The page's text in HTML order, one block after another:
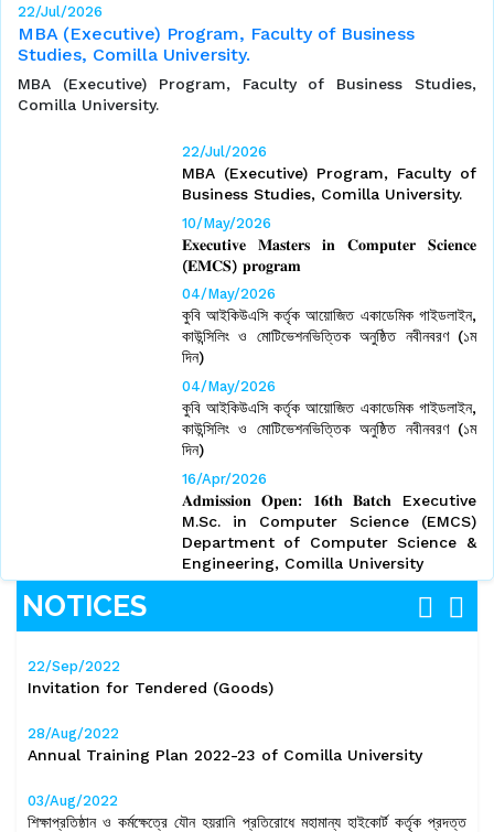
22/Jul/2026
MBA (Executive) Program, Faculty of Business
Studies, Comilla University.
MBA (Executive) Program, Faculty of Business Studies,
Comilla University.
22/Jul/2026
MBA (Executive) Program, Faculty of
Business Studies, Comilla University.
10/May/2026
𝐄𝐱𝐞𝐜𝐮𝐭𝐢𝐯𝐞 𝐌𝐚𝐬𝐭𝐞𝐫𝐬 𝐢𝐧 𝐂𝐨𝐦𝐩𝐮𝐭𝐞𝐫 𝐒𝐜𝐢𝐞𝐧𝐜𝐞
(𝐄𝐌𝐂𝐒) 𝐩𝐫𝐨𝐠𝐫𝐚𝐦
04/May/2026
কুবি আইকিউএসি কর্তৃক আয়োজিত একাডেমিক গাইডলাইন,
কাউন্সিলিং ও মোটিভেশনভিত্তিক অনুষ্ঠিত নবীনবরণ (১ম
দিন)
04/May/2026
কুবি আইকিউএসি কর্তৃক আয়োজিত একাডেমিক গাইডলাইন,
কাউন্সিলিং ও মোটিভেশনভিত্তিক অনুষ্ঠিত নবীনবরণ (১ম
দিন)
16/Apr/2026
𝐀𝐝𝐦𝐢𝐬𝐬𝐢𝐨𝐧 𝐎𝐩𝐞𝐧: 𝟏𝟔𝐭𝐡 𝐁𝐚𝐭𝐜𝐡⁣ Executive
M.Sc. in Computer Science (EMCS)⁣
Department of Computer Science &
Engineering, Comilla University⁣
NOTICES
22/Sep/2022
Invitation for Tendered (Goods)
28/Aug/2022
Annual Training Plan 2022-23 of Comilla University
03/Aug/2022
শিক্ষাপ্রতিষ্ঠান ও কর্মক্ষেত্রে যৌন হয়রানি প্রতিরোধে মহামান্য হাইকোর্ট কর্তৃক প্রদত্ত